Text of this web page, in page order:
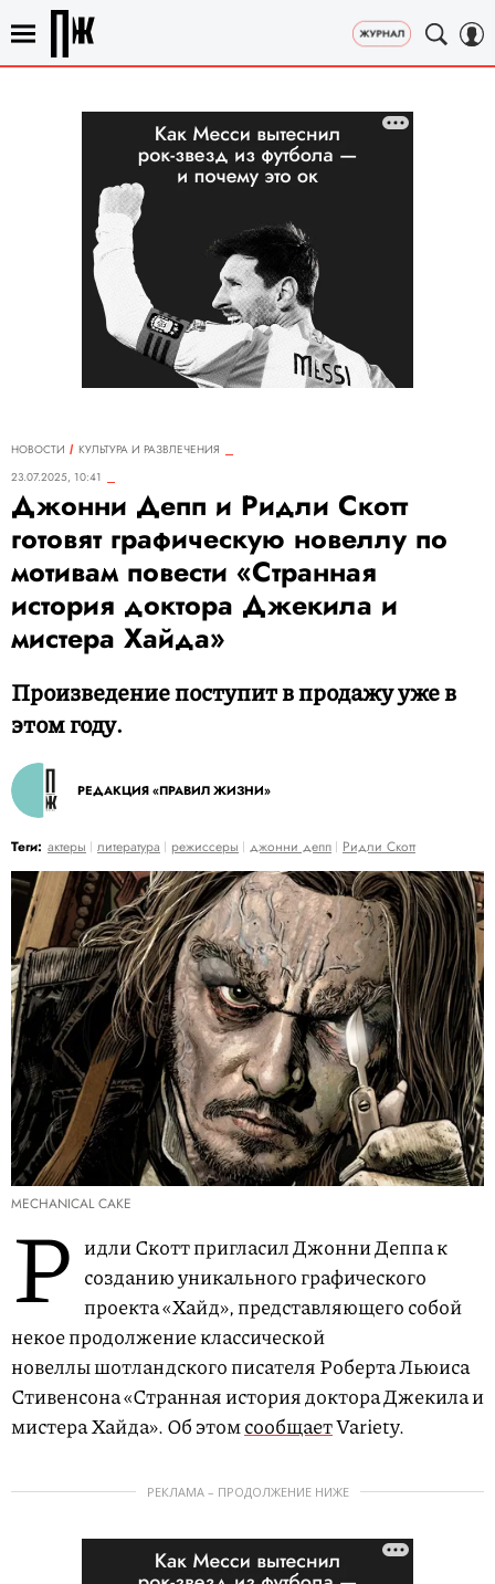
НОВОСТИ
КУЛЬТУРА И РАЗВЛЕЧЕНИЯ
23.07.2025, 10:41
Джонни Депп и Ридли Скотт
готовят графическую новеллу по
мотивам повести «Странная
история доктора Джекила и
мистера Хайда»
Произведение поступит в продажу уже в
этом году.
РЕДАКЦИЯ «ПРАВИЛ ЖИЗНИ»
Теги: актеры литература режиссеры джонни депп Ридли Скотт
MECHANICAL CAKE
Р идли Скотт пригласил Джонни Деппа к
созданию уникального графического
проекта «Хайд», представляющего собой
некое продолжение классической
новеллы шотландского писателя Роберта Льюиса
Стивенсона «Странная история доктора Джекила и
мистера Хайда». Об этомсообщаетVariety.
РЕКЛАМА – ПРОДОЛЖЕНИЕ НИЖЕ